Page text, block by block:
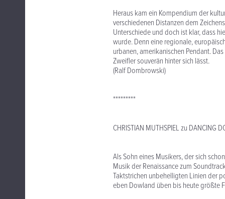
Heraus kam ein Kompendium der
verschiedenen Distanzen dem
Unterschiede und doch ist klar, dass
wurde. Denn eine regionale,
urbanen, amerikanischen Pendant.
Zweifler souverän hinter sich lässt.
(Ralf Dombrowski)
*********
CHRISTIAN MUTHSPIEL zu DANCING
Als Sohn eines Musikers, der sich
Musik der Renaissance zum
Taktstrichen unbehelligten Linien der
eben Dowland üben bis heute größte